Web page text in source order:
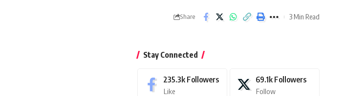
Share 3 Min Read
Stay Connected
235.3k Followers
Like
69.1k Followers
Follow